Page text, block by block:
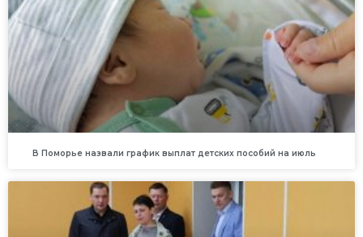
В Поморье назвали график выплат детских пособий на июль